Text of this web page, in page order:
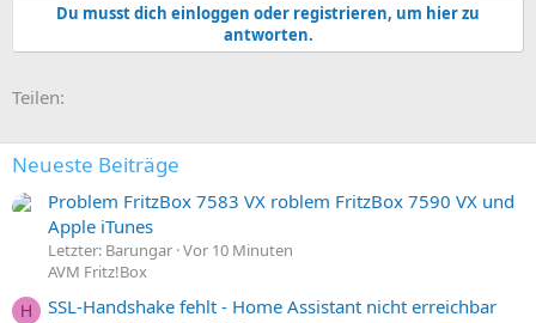
Du musst dich einloggen oder registrieren, um hier zu
antworten.
Teilen:
Neueste Beiträge
Problem FritzBox 7583 VX roblem FritzBox 7590 VX und
Apple iTunes
Letzter: Barungar Vor 10 Minuten
AVM Fritz!Box
H SSL-Handshake fehlt - Home Assistant nicht erreichbar